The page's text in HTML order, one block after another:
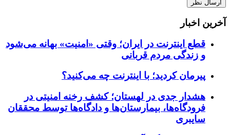
آخرین اخبار
قطع اینترنت در ایران؛ وقتی «امنیت» بهانه می‌شود
و زندگی مردم قربانی
پیرمان کردید؛ با اینترنت چه می‌کنید؟
هشدار جدی در لهستان؛ کشف رخنه امنیتی در
فرودگاه‌ها، بیمارستان‌ها و دادگاه‌ها توسط محققان
سایبری